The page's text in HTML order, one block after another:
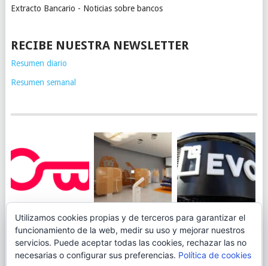
Extracto Bancario - Noticias sobre bancos
RECIBE NUESTRA NEWSLETTER
Resumen diario
Resumen semanal
JUEGA AL
CANICÓDROMO
DIGITAL DE
OPENBANK
ING TOCA SUELO EN
LA RENTABILIDAD
DE SU CUENTA
NARANJA: 0,01% TAE
EVO BANK
PERMITIRÁ
INGRESAR DINERO
DESDE LAS OFICINAS
Utilizamos cookies propias y de terceros para garantizar el
funcionamiento de la web, medir su uso y mejorar nuestros
servicios. Puede aceptar todas las cookies, rechazar las no
necesarias o configurar sus preferencias. Política de cookies